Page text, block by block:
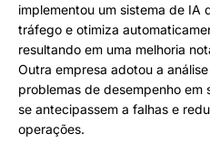
implementou um sistema de IA
tráfego e otimiza
resultando em uma melhoria
Outra empresa adotou a
problemas de desempenho em
se antecipassem a falhas e
operações.